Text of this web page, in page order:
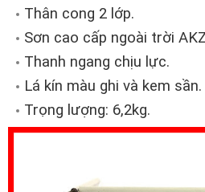
Thân cong 2 lớp.
Sơn cao cấp ngoài trời
Thanh ngang chịu lực.
Lá kín màu ghi và kem sần.
Trọng lượng: 6,2kg.